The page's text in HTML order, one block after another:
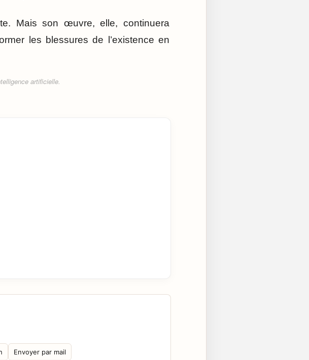
Mais son œuvre, elle, continuera
les blessures de l’existence en
artificielle.
Envoyer par mail